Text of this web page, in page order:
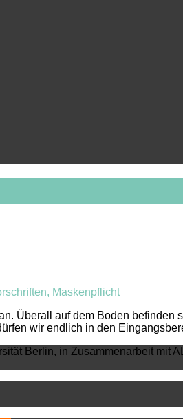
, Maskenpflicht
Überall auf dem Boden befinden
wir endlich in den
Berlin, in Zusammenarbeit mit